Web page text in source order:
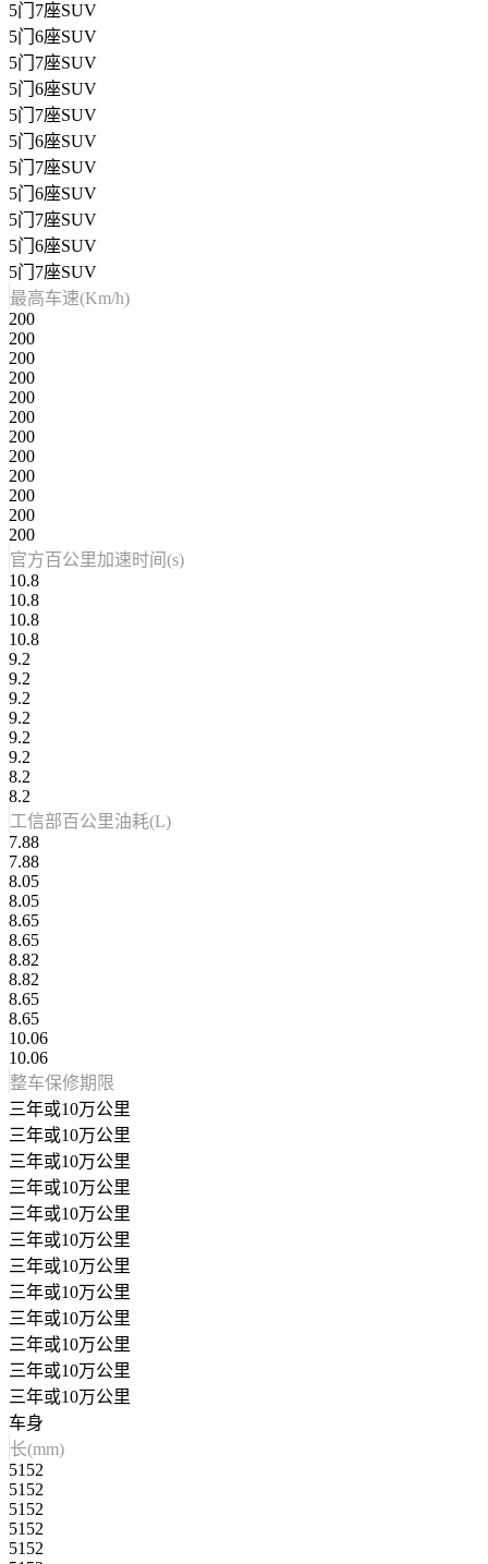
5门7座SUV
5门6座SUV
5门7座SUV
5门6座SUV
5门7座SUV
5门6座SUV
5门7座SUV
5门6座SUV
5门7座SUV
5门6座SUV
5门7座SUV
最高车速(Km/h)
200
200
200
200
200
200
200
200
200
200
200
200
官方百公里加速时间(s)
10.8
10.8
10.8
10.8
9.2
9.2
9.2
9.2
9.2
9.2
8.2
8.2
工信部百公里油耗(L)
7.88
7.88
8.05
8.05
8.65
8.65
8.82
8.82
8.65
8.65
10.06
10.06
整车保修期限
三年或10万公里
三年或10万公里
三年或10万公里
三年或10万公里
三年或10万公里
三年或10万公里
三年或10万公里
三年或10万公里
三年或10万公里
三年或10万公里
三年或10万公里
三年或10万公里
车身
长(mm)
5152
5152
5152
5152
5152